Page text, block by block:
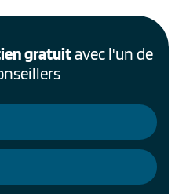
gratuitavec l'un de